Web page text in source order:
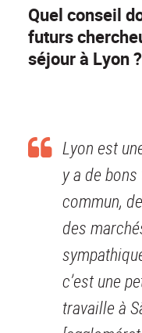
Quel conseil
futurs
séjour à Lyon ?
Lyon est
y a de
commun,
des
c’est une
travaille à